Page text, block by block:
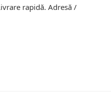
rapidă. Adresă /